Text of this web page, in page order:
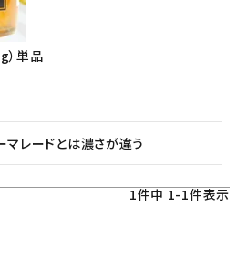
）単品
マレードとは濃さが違う
1件中 1-1件表示